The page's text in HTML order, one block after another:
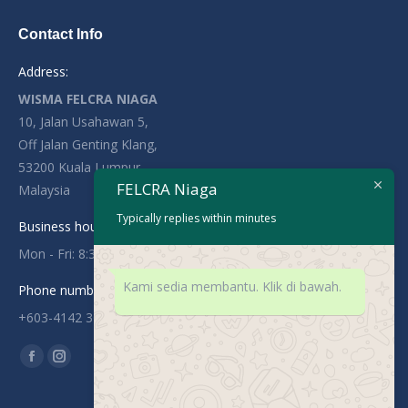
Contact Info
Address:
WISMA FELCRA NIAGA
10, Jalan Usahawan 5,
Off Jalan Genting Klang,
53200 Kuala Lumpur,
Malaysia
Business hours:
Mon - Fri: 8:30AM - 5:30PM
Phone number:
+603-4142 3036
Find us on:
FacebookInstagram
FELCRA Niaga
Typically replies within minutes
Kami sedia membantu. Klik di bawah.